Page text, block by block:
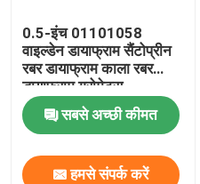
0.5-इंच 01101058
वाइल्डेन डायाफ्राम सैंटोप्रीन
रबर डायाफ्राम काला रबर
डायाफ्राम ग्रोमेट्स
सबसे अच्छी कीमत
हमसे संपर्क करें